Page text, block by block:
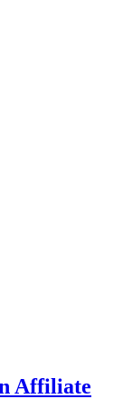
Affiliate